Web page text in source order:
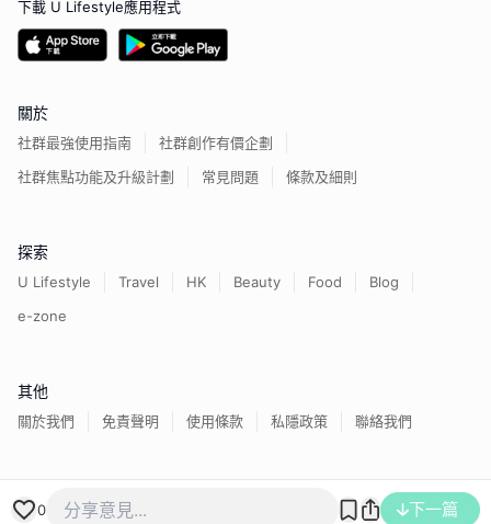
0 下一篇
下載 U Lifestyle應用程式
關於
社群最強使用指南
社群創作有價企劃
社群焦點功能及升級計劃
常見問題 條款及細則
探索
U Lifestyle Travel HK Beauty Food
Blog
e-zone
其他
關於我們 免責聲明 使用條款 私隱政策 聯絡我們
香港經濟日報版權所有©